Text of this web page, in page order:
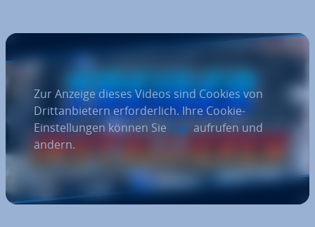
Zur Anzeige dieses Videos sind Cookies von
Drittanbietern erforderlich. Ihre Cookie-
Einstellungen können Sie hieraufrufen und
ändern.